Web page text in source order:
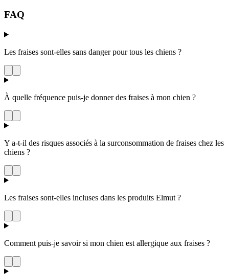
FAQ
Les fraises sont-elles sans danger pour tous les chiens ?
À quelle fréquence puis-je donner des fraises à mon chien ?
Y a-t-il des risques associés à la surconsommation de fraises chez les
chiens ?
Les fraises sont-elles incluses dans les produits Elmut ?
Comment puis-je savoir si mon chien est allergique aux fraises ?